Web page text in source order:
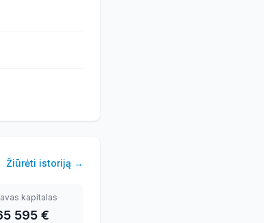
Žiūrėti istoriją →
kapitalas
595 €